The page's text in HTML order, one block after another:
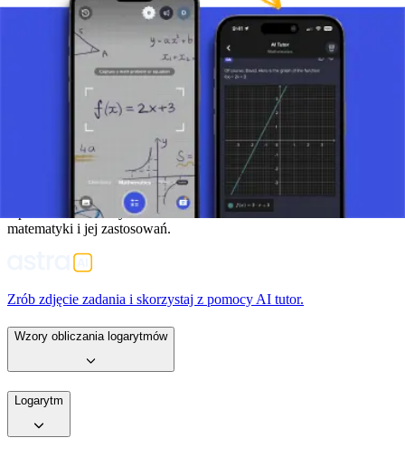
Logarytm dziesiętny: Ma podstawę 10 i jest często używany w
kontekstach naukowych.
Podsumowanie
Logarytmy są potężnym narzędziem w matematyce, które upraszcza
operowanie złożonymi funkcjami wykładniczymi. Ich zrozumienie
umożliwia łatwiejsze rozwiązywanie równań, analizę funkcji i
modelowanie sytuacji obejmujących wzrost lub rozpad
wykładniczy. Podstawy logarytmów zapewniają fundament do
budowania bardziej złożonych koncepcji matematycznych.
Opanowanie ich użycia otwiera drzwi do wielu obszarów
matematyki i jej zastosowań.
Zrób zdjęcie zadania i skorzystaj z pomocy AI tutor.
Wzory obliczania logarytmów
Logarytm